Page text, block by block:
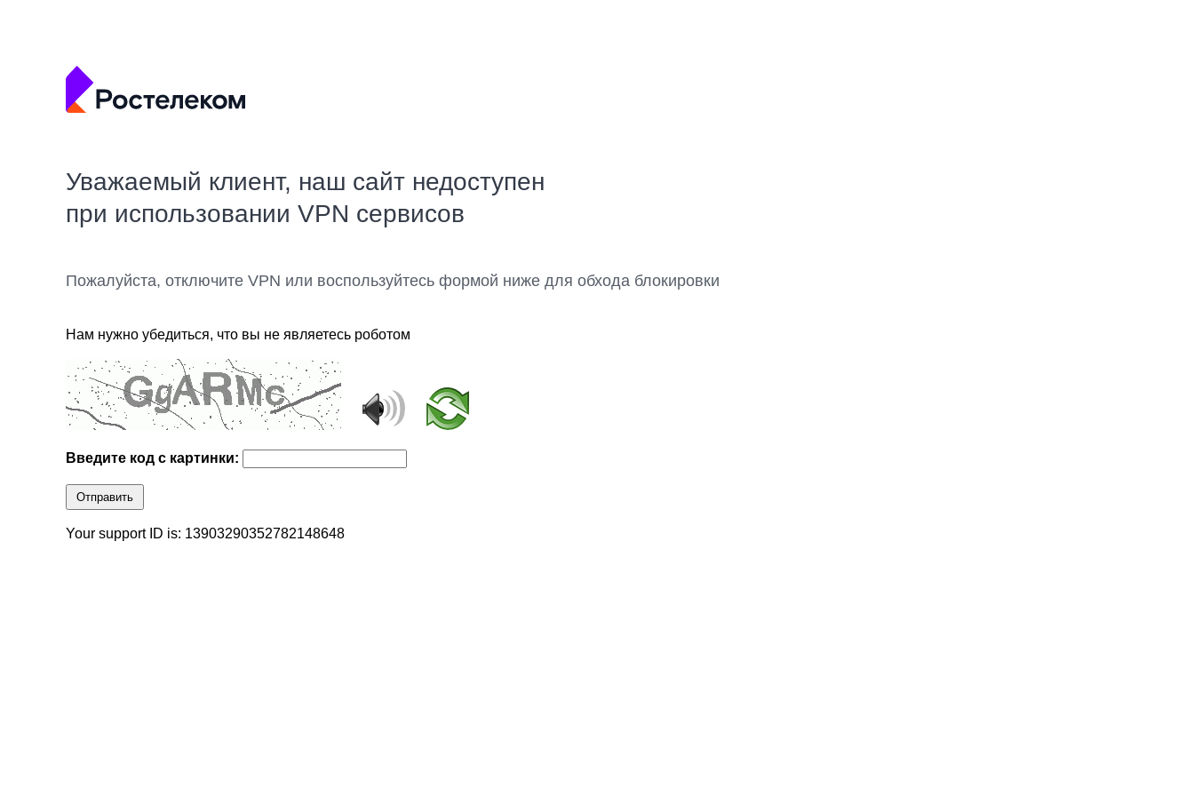
Уважаемый клиент, наш сайт недоступен
при использовании VPN сервисов
Пожалуйста, отключите VPN или воспользуйтесь формой ниже для обхода блокировки
Нам нужно убедиться, что вы не являетесь роботом
Введите код с картинки:
Отправить
Your support ID is: 13903290352782148648